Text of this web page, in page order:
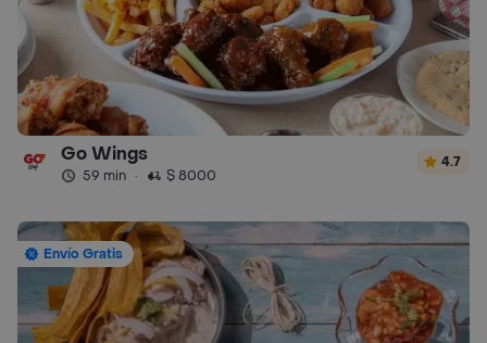
Go Wings
59 min · $ 8000
4.7
Envío Gratis